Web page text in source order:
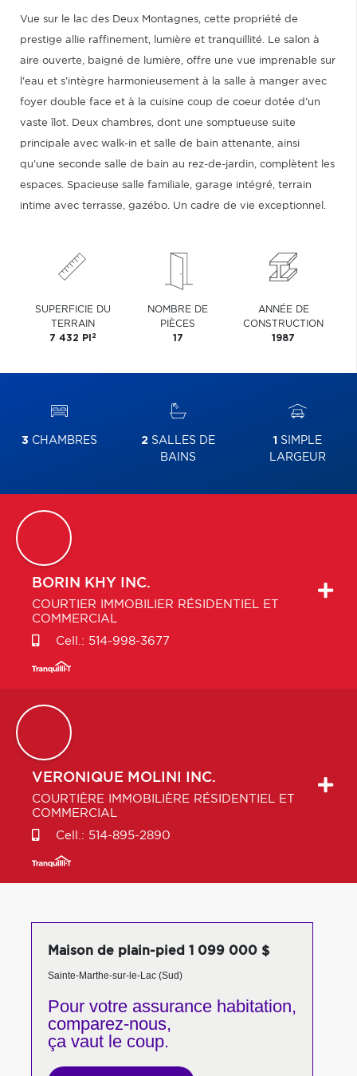
Vue sur le lac des Deux Montagnes, cette propriété de
prestige allie raffinement, lumière et tranquillité. Le salon à
aire ouverte, baigné de lumière, offre une vue imprenable sur
l'eau et s'intègre harmonieusement à la salle à manger avec
foyer double face et à la cuisine coup de coeur dotée d'un
vaste îlot. Deux chambres, dont une somptueuse suite
principale avec walk-in et salle de bain attenante, ainsi
qu'une seconde salle de bain au rez-de-jardin, complètent les
espaces. Spacieuse salle familiale, garage intégré, terrain
intime avec terrasse, gazébo. Un cadre de vie exceptionnel.
SUPERFICIE DU
TERRAIN
7 432 PI 2
NOMBRE DE
PIÈCES
17
ANNÉE DE
CONSTRUCTION
1987
3 CHAMBRES 2 SALLES DE
BAINS
1 SIMPLE
LARGEUR
BORIN KHY INC.
COURTIER IMMOBILIER RÉSIDENTIEL ET
COMMERCIAL
Cell.: 514-998-3677
VERONIQUE MOLINI INC.
COURTIÈRE IMMOBILIÈRE RÉSIDENTIEL ET
COMMERCIAL
Cell.: 514-895-2890
Maison de plain-pied 1 099 000 $
Sainte-Marthe-sur-le-Lac (Sud)
Pour votreassurance habitation,
comparez-nous,
ça vaut le coup.